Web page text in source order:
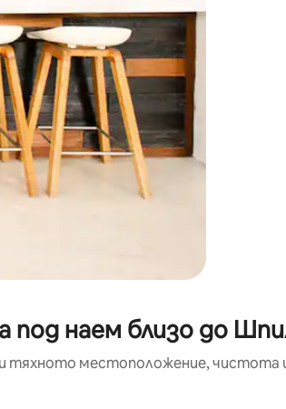
под наем близо до
тяхното местоположение, чистота